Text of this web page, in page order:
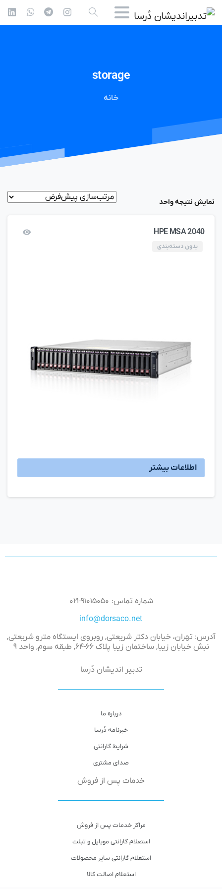
storage
خانه
نمایش نتیجه واحد
HPE MSA 2040
بدون دسته‌بندی
اطلاعات بیشتر
شماره تماس: ۹۱۰۱۵۰۵۰-۰۲۱
آدرس: تهران، خیابان دکتر شریعتی, روبروی ایستگاه مترو شریعتی,
نبش خیابان زیبا, ساختمان زیبا پلاک ۶۶-۶۴, طبقه سوم, واحد ۹
تدبیر اندیشان دُرسا
درباره ما
خبرنامه دُرسا
شرایط گارانتی
صدای مشتری
خدمات پس از فروش
مراکز خدمات پس از فروش
استعلام گارانتی موبایل و تبلت
استعلام گارانتی سایر محصولات
استعلام اصالت کالا